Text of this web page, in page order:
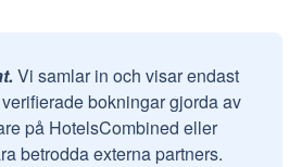
Vi samlar in och visar endast
bokningar gjorda av
på HotelsCombined eller
betrodda externa partners.